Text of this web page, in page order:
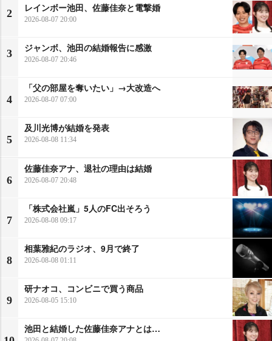
2
レインボー池田、佐藤佳奈と電撃婚
2026-08-07 20:00
3
ジャンボ、池田の結婚報告に感激
2026-08-07 20:46
4
「父の部屋を奪いたい」→大改造へ
2026-08-07 07:00
5
及川光博が結婚を発表
2026-08-08 11:34
6
佐藤佳奈アナ、退社の理由は結婚
2026-08-07 20:48
7
「株式会社嵐」5人のFC出そろう
2026-08-08 09:17
8
相葉雅紀のラジオ、9月で終了
2026-08-08 01:11
9
研ナオコ、コンビニで買う商品
2026-08-05 15:10
池田と結婚した佐藤佳奈アナとは…